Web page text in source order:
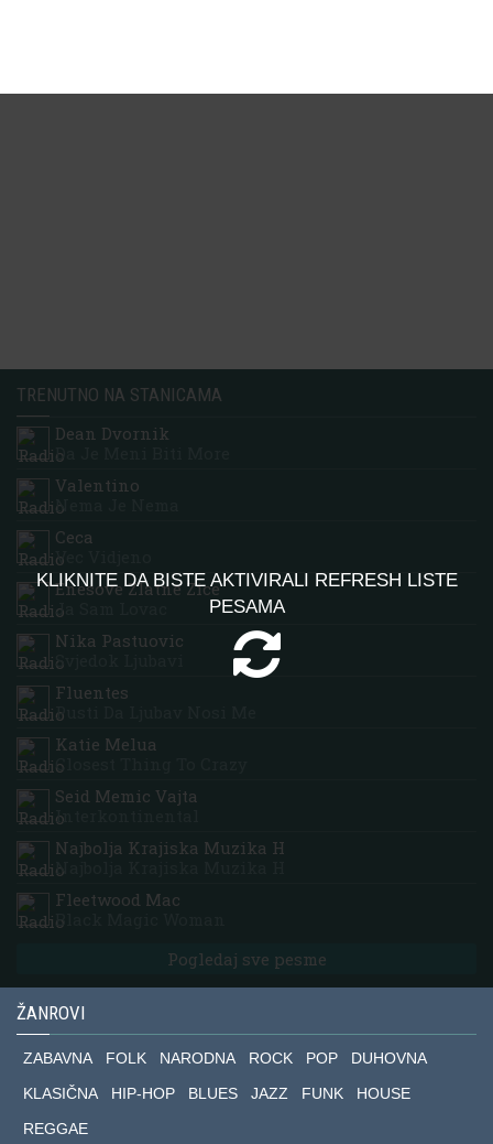
KLIKNITE DA BISTE AKTIVIRALI REFRESH LISTE
PESAMA
TRENUTNO NA STANICAMA
Dean Dvornik
Da Je Meni Biti More
Valentino
Nema Je Nema
Ceca
Vec Vidjeno
Enesove Zlatne Zice
Ja Sam Lovac
Nika Pastuovic
Svjedok Ljubavi
Fluentes
Pusti Da Ljubav Nosi Me
Katie Melua
Closest Thing To Crazy
Seid Memic Vajta
Interkontinental
Najbolja Krajiska Muzika H
Najbolja Krajiska Muzika H
Fleetwood Mac
Black Magic Woman
Pogledaj sve pesme
ŽANROVI
ZABAVNA FOLK NARODNA ROCK POP
DUHOVNA
KLASIČNA
HIP-HOP BLUES JAZZ FUNK
HOUSE
REGGAE